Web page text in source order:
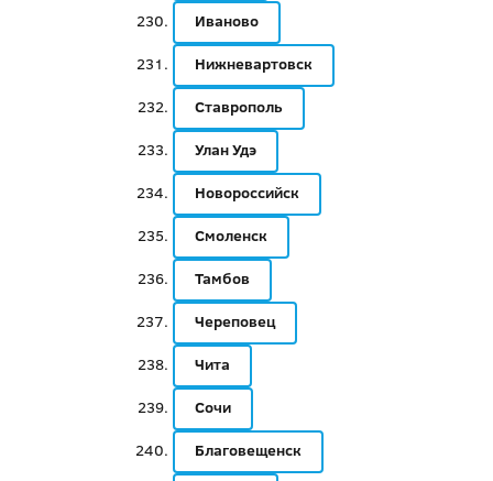
Иваново
Нижневартовск
Ставрополь
Улан Удэ
Новороссийск
Смоленск
Тамбов
Череповец
Чита
Сочи
Благовещенск